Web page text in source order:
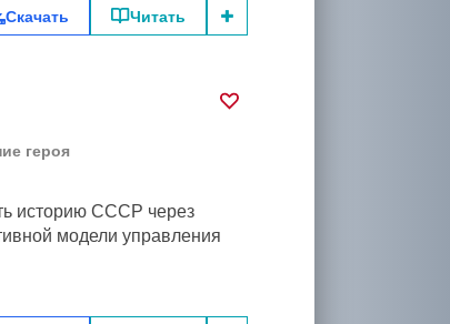
Скачать Читать
героя
историю СССР через
модели управления